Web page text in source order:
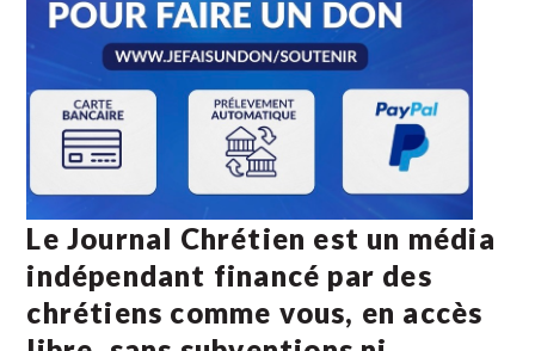
Le Journal Chrétien est un média
indépendant financé par des
chrétiens comme vous, en accès